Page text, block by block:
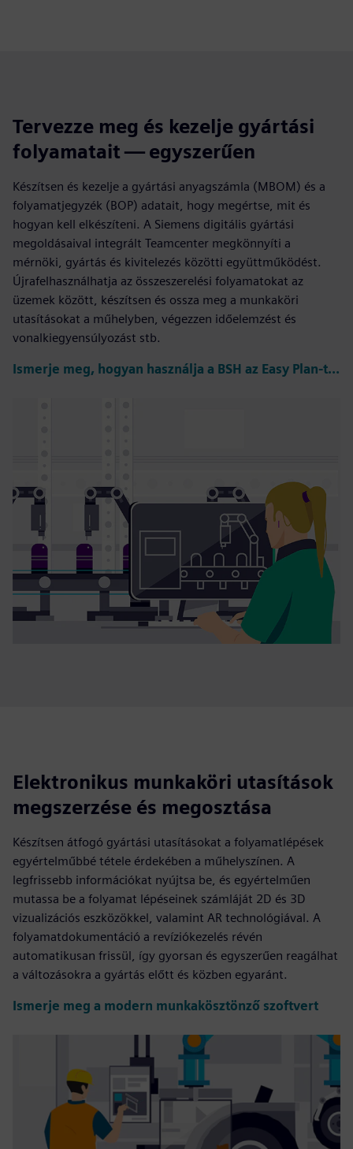
Tervezze meg és kezelje gyártási
folyamatait — egyszerűen
Készítsen és kezelje a gyártási anyagszámla (MBOM) és a
folyamatjegyzék (BOP) adatait, hogy megértse, mit és
hogyan kell elkészíteni. A Siemens digitális gyártási
megoldásaival integrált Teamcenter megkönnyíti a
mérnöki, gyártás és kivitelezés közötti együttműködést.
Újrafelhasználhatja az összeszerelési folyamatokat az
üzemek között, készítsen és ossza meg a munkaköri
utasításokat a műhelyben, végezzen időelemzést és
vonalkiegyensúlyozást stb.
Ismerje meg, hogyan használja a BSH az Easy Plan-t a komplex tervezéshez
Elektronikus munkaköri utasítások
megszerzése és megosztása
Készítsen átfogó gyártási utasításokat a folyamatlépések
egyértelműbbé tétele érdekében a műhelyszínen. A
legfrissebb információkat nyújtsa be, és egyértelműen
mutassa be a folyamat lépéseinek számláját 2D és 3D
vizualizációs eszközökkel, valamint AR technológiával. A
folyamatdokumentáció a revíziókezelés révén
automatikusan frissül, így gyorsan és egyszerűen reagálhat
a változásokra a gyártás előtt és közben egyaránt.
Ismerje meg a modern munkakösztönző szoftvert